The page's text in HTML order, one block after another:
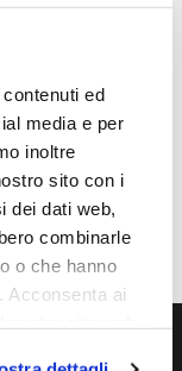
ed
media e per
inoltre
sito con i
dei dati web,
combinarle
o che hanno
Acconsenta ai